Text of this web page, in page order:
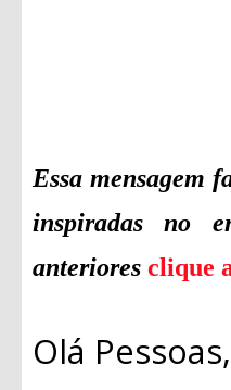
Essa mensagem
inspiradas no
anteriores clique
Olá Pessoas,